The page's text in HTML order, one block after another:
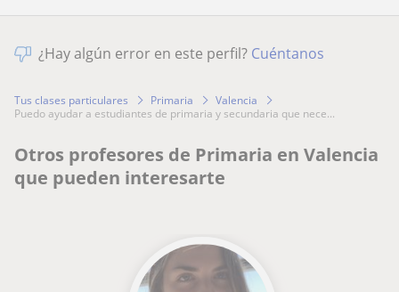
¿Hay algún error en este perfil? Cuéntanos
Tus clases particulares Primaria
Valencia
puedo ayudar a estudiantes de primaria y secundaria que nece...
Otros profesores de Primaria en Valencia
que pueden interesarte